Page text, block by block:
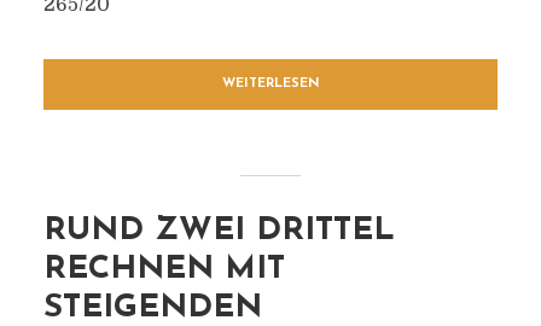
265/20
WEITERLESEN
RUND ZWEI DRITTEL
RECHNEN MIT
STEIGENDEN